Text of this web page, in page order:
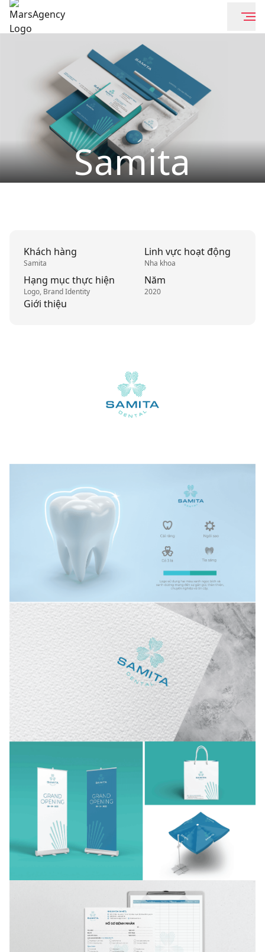
Samita
Khách hàng
Samita
Linh vực hoạt động
Nha khoa
Hạng mục thực hiện
Logo, Brand Identity
Năm
2020
Giới thiệu